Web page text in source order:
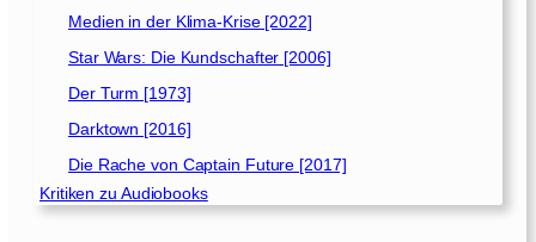
Medien in der Klima-Krise [2022]
Star Wars: Die Kundschafter [2006]
Der Turm [1973]
Darktown [2016]
Die Rache von Captain Future [2017]
Kritiken zu Audiobooks